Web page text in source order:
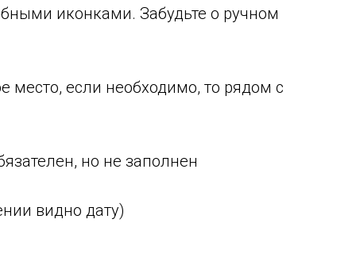
иконками. Забудьте о ручном
место, если необходимо, то рядом с
но не заполнен
видно дату)